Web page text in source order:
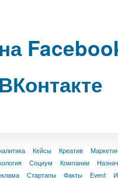
Кейсы Креатив
Социум Компании
Стартапы Факты Event